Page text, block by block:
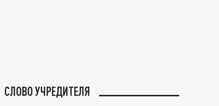
СЛОВО УЧРЕДИТЕЛЯ